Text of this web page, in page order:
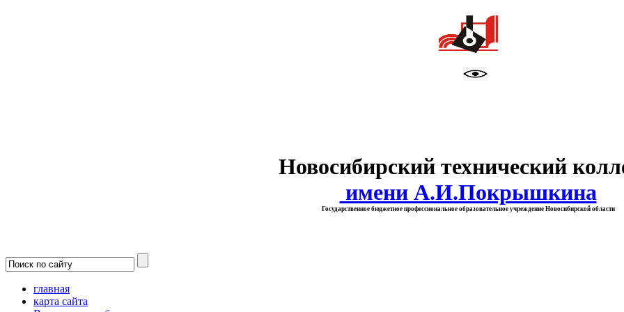
Новосибирский технический
имени А.И.Покрышкина
Государственное бюджетное профессиональное образовательное учреждение Новосибирской области
главная
карта сайта